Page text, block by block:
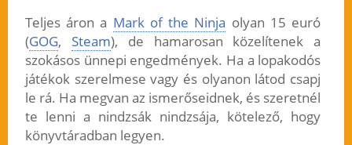
Teljes áron a Mark of the Ninja olyan 15 euró
(GOG, Steam), de hamarosan közelítenek a
szokásos ünnepi engedmények. Ha a lopakodós
játékok szerelmese vagy és olyanon látod csapj
le rá. Ha megvan az ismerőseidnek, és szeretnél
te lenni a nindzsák nindzsája, kötelező, hogy
könyvtáradban legyen.